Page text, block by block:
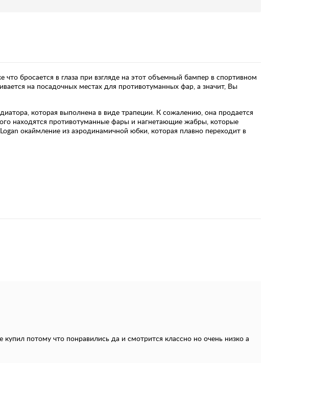
бросается в глаза при взгляде на этот объемный бампер в спортивном
на посадочных местах для противотуманных фар, а значит, Вы
которая выполнена в виде трапеции. К сожалению, она продается
находятся противотуманные фары и нагнетающие жабры, которые
окаймление из аэродинамичной юбки, которая плавно переходит в
потому что понравились да и смотрится классно но очень низко а